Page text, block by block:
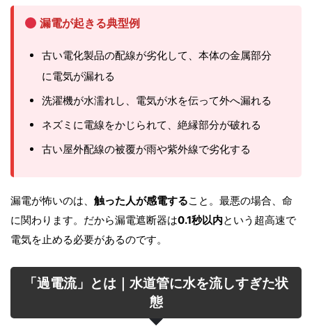
漏電が起きる典型例
古い電化製品の配線が劣化して、本体の金属部分
に電気が漏れる
洗濯機が水濡れし、電気が水を伝って外へ漏れる
ネズミに電線をかじられて、絶縁部分が破れる
古い屋外配線の被覆が雨や紫外線で劣化する
漏電が怖いのは、 触った人が感電すること。最悪の場合、命
に関わります。だから漏電遮断器は0.1秒以内という超高速で
電気を止める必要があるのです。
「過電流」とは｜水道管に水を流しすぎた状
態